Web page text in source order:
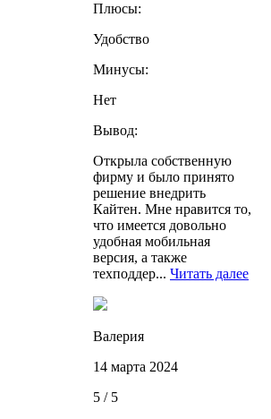
Плюсы:
Удобство
Минусы:
Нет
Вывод:
Открыла собственную
фирму и было принято
решение внедрить
Кайтен. Мне нравится то,
что имеется довольно
удобная мобильная
версия, а также
техподдер... Читать далее
Валерия
14 марта 2024
5 / 5